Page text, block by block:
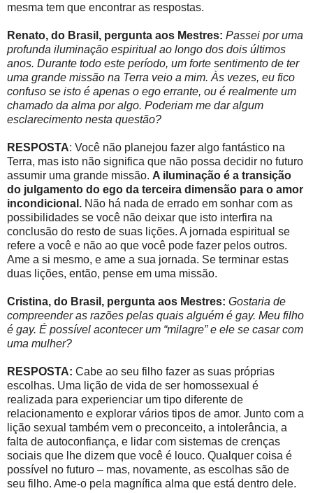
mesma tem que encontrar as respostas.
Renato, do Brasil, pergunta aos Mestres: Passei por uma
profunda iluminação espiritual ao longo dos dois últimos
anos. Durante todo este período, um forte sentimento de ter
uma grande missão na Terra veio a mim. Às vezes, eu fico
confuso se isto é apenas o ego errante, ou é realmente um
chamado da alma por algo. Poderiam me dar algum
esclarecimento nesta questão?
RESPOSTA: Você não planejou fazer algo fantástico na
Terra, mas isto não significa que não possa decidir no futuro
assumir uma grande missão. A iluminação é a transição
do julgamento do ego da terceira dimensão para o amor
incondicional. Não há nada de errado em sonhar com as
possibilidades se você não deixar que isto interfira na
conclusão do resto de suas lições. A jornada espiritual se
refere a você e não ao que você pode fazer pelos outros.
Ame a si mesmo, e ame a sua jornada. Se terminar estas
duas lições, então, pense em uma missão.
Cristina, do Brasil, pergunta aos Mestres: Gostaria de
compreender as razões pelas quais alguém é gay. Meu filho
é gay. É possível acontecer um “milagre” e ele se casar com
uma mulher?
RESPOSTA: Cabe ao seu filho fazer as suas próprias
escolhas. Uma lição de vida de ser homossexual é
realizada para experienciar um tipo diferente de
relacionamento e explorar vários tipos de amor. Junto com a
lição sexual também vem o preconceito, a intolerância, a
falta de autoconfiança, e lidar com sistemas de crenças
sociais que lhe dizem que você é louco. Qualquer coisa é
possível no futuro – mas, novamente, as escolhas são de
seu filho. Ame-o pela magnífica alma que está dentro dele.